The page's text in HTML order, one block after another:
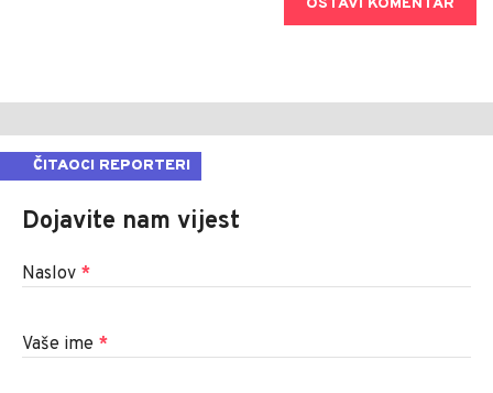
ČITAOCI REPORTERI
Dojavite nam vijest
Naslov *
Vaše ime *